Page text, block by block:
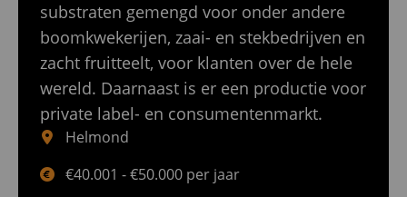
substraten gemengd voor onder andere
boomkwekerijen, zaai- en stekbedrijven en
zacht fruitteelt, voor klanten over de hele
wereld. Daarnaast is er een productie voor
private label- en consumentenmarkt.
Helmond
€40.001 - €50.000 per jaar